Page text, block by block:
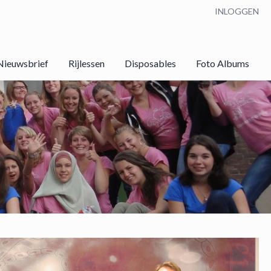
INLOGGEN
Rijlessen Disposables Foto Albums